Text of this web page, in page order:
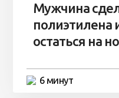
Мужчина
полиэтилена
остаться на
6 минут